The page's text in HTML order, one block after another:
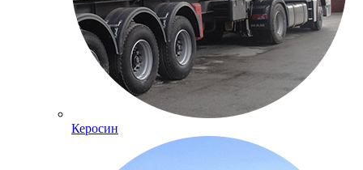
Керосин